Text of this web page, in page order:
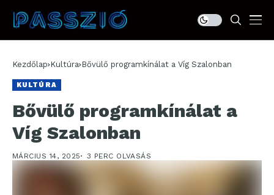
Kezdőlap Kultúra Bővülő programkínálat a Víg Szalonban
KULTÚRA
Bővülő programkínálat a
Víg Szalonban
MÁRCIUS 14, 2025 3 PERC OLVASÁS